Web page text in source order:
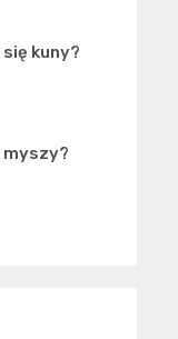
kuny?
myszy?